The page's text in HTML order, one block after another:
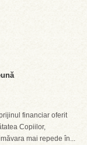
financiar oferit
Copiilor,
mai repede în...